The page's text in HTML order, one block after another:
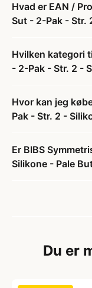
Hvad er EAN /
Sut - 2-Pak - Str.
Hvilken kategori
- 2-Pak - Str. 2 -
Hvor kan jeg
Pak - Str. 2 -
Er BIBS
Silikone - Pale
Du er